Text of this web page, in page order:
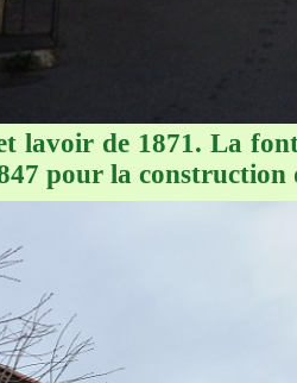
lavoir de 1871. La
pour la